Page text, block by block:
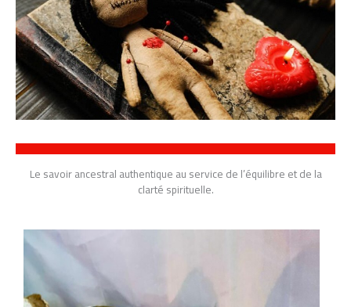
Le savoir ancestral authentique au service de l’équilibre et de la
clarté spirituelle.